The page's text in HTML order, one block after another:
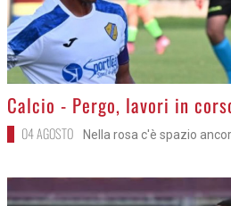
>
Calcio - Pergo, lavori in
04 AGOSTO Nella rosa c'è spazio